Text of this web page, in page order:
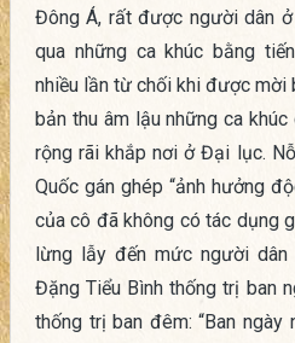
Đông Á, rất được người dân
qua những ca khúc bằng
nhiều lần từ chối khi được mời
bản thu âm lậu những ca
rộng rãi khắp nơi ở Đại lục.
Quốc gán ghép “ảnh hưởng
của cô đã không có tác dụng
lừng lẫy đến mức người
Đặng Tiểu Bình thống trị ban
thống trị ban đêm: “Ban